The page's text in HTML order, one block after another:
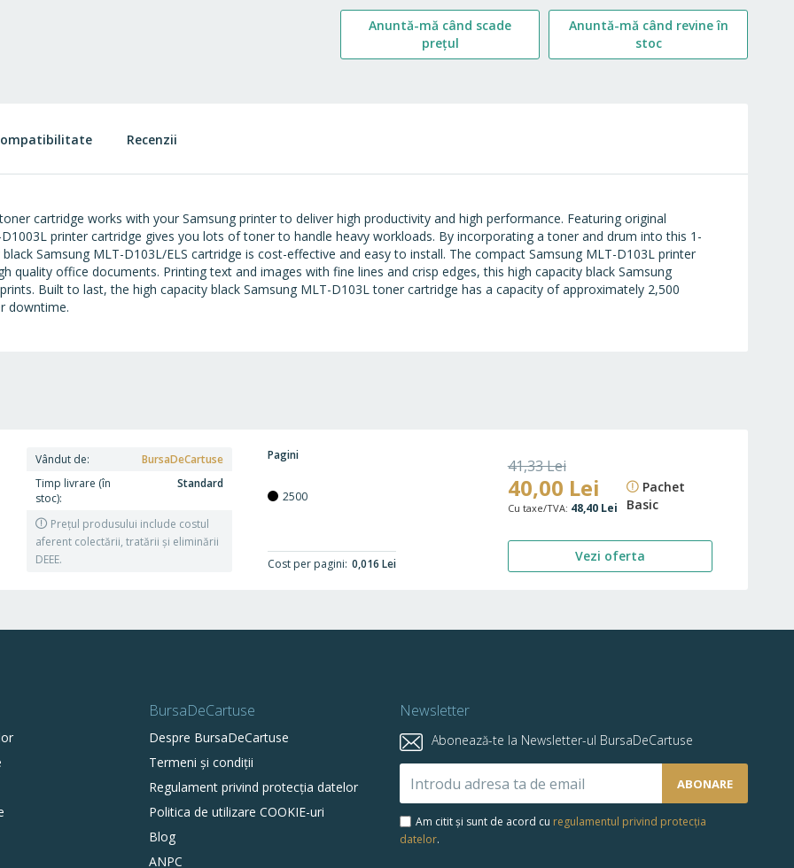
Anuntă-mă când scade
prețul
Anuntă-mă când revine în
stoc
cartridge works with your Samsung printer to deliver high productivity and high performance. Featuring original
printer cartridge gives you lots of toner to handle heavy workloads. By incorporating a toner and drum into this 1-
Samsung MLT-D103L/ELS cartridge is cost-effective and easy to install. The compact Samsung MLT-D103L printer
quality office documents. Printing text and images with fine lines and crisp edges, this high capacity black Samsung
Built to last, the high capacity black Samsung MLT-D103L toner cartridge has a capacity of approximately 2,500
downtime.
Recenzii
Vândut de
BursaDeCartuse
Timp livrare (în
stoc)
Standard
Prețul produsului include costul
aferent colectării, tratării și eliminării
DEEE.
Pagini
2500
Cost per pagini 0,016 Lei
Preț
standard
41,33 Lei
50,01 Lei
Preț
special
40,00 Lei
48,40 Lei
Pachet
Basic
Vezi oferta
BursaDeCartuse
Despre BursaDeCartuse
Termeni și condiții
Regulament privind protecția datelor
Politica de utilizare COOKIE-uri
Blog
ANPC
Newsletter
Abonează-te la Newsletter-ul BursaDeCartuse
Abonează-
la
newsletter-
ul
ABONARE
Am citit și sunt de acord cu regulamentul privind protecția
datelor.